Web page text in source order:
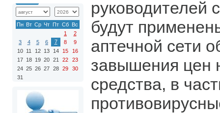
Пн Вт Ср Чт Пт Сб Вс
1
2
3
4 5 6 7 8
9
10 11 12 13 14 15
16
17 18 19 20 21 22
23
24 25 26 27 28 29
30
31
руководителей
будут
аптечной сети
завышения цен
средства, в